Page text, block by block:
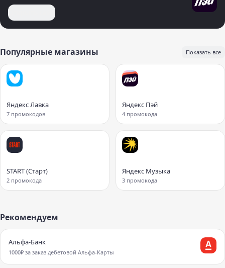
Открыть сейв
Популярные магазины Показать все
Яндекс Лавка
7 промокодов
Яндекс Пэй
4 промокода
START (Старт)
2 промокода
Яндекс Музыка
3 промокода
Рекомендуем
Альфа-Банк
1000₽ за заказ дебетовой Альфа-Карты